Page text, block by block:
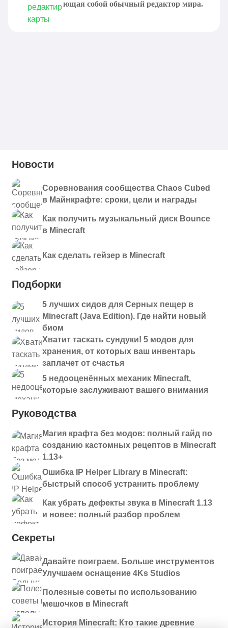
представляющая собой обычный редактор мира.
Она...
Новости
Соревнования сообщества Chaos Cubed
в Майнкрафте: сроки, цели и награды
Как получить музыкальный диск Bounce
в Minecraft
Как сделать гейзер в Minecraft
Подборки
5 лучших сидов для Серных пещер в
Minecraft (Java Edition). Где найти новый
биом
Хватит таскать сундуки! 5 модов для
хранения, от которых ваш инвентарь
заплачет от счастья
5 недооценённых механик Minecraft,
которые заслуживают вашего внимания
Руководства
Магия крафта без модов: полный гайд по
созданию кастомных рецептов в Minecraft
1.13+
Ошибка IP Helper Library в Minecraft:
быстрый способ устранить проблему
Как убрать дефекты звука в Minecraft 1.13
и новее: полный разбор проблем
Секреты
Давайте поиграем. Больше инструментов
Улучшаем оснащение 4Ks Studios
Полезные советы по использованию
мешочков в Minecraft
История Minecraft: Кто такие древние